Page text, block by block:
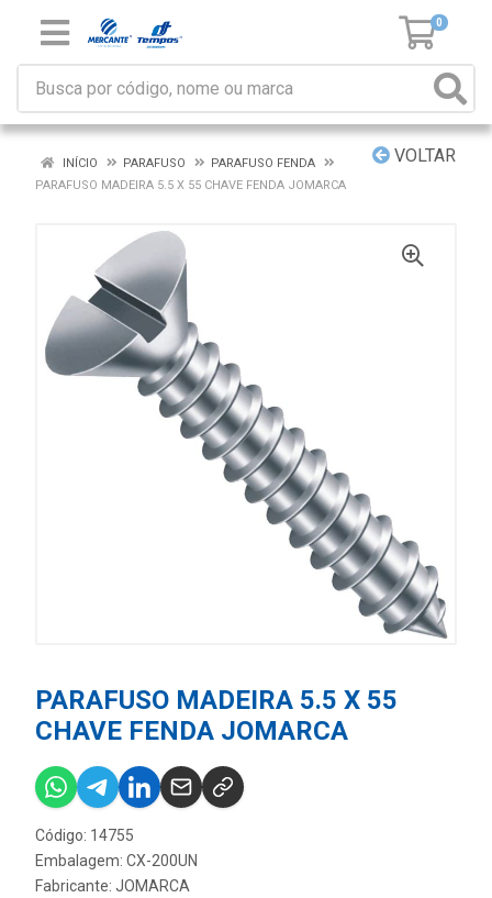
0
VOLTAR
INÍCIO PARAFUSO
PARAFUSO FENDA
PARAFUSO MADEIRA 5.5 X 55 CHAVE FENDA JOMARCA
PARAFUSO MADEIRA 5.5 X 55
CHAVE FENDA JOMARCA
Código: 14755
Embalagem: CX-200UN
Fabricante: JOMARCA